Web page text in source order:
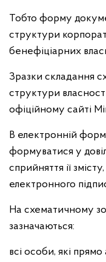
Тобто форму
структури
бенефіціарних
Зразки складання
структури
офіційному сайті
В електронній
формуватися у
сприйняття iї
електронного
На схематичному
зазначаються:
всі особи, які